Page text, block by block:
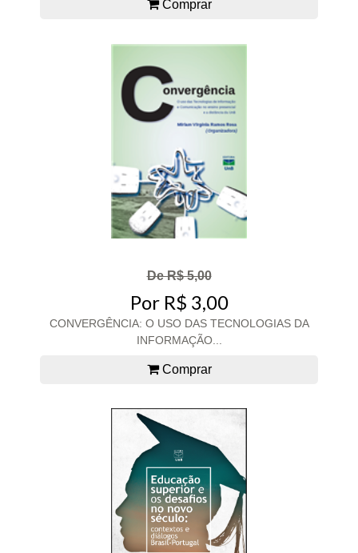
Comprar
De R$ 5,00
Por R$ 3,00
CONVERGÊNCIA: O USO DAS TECNOLOGIAS DA
INFORMAÇÃO...
Comprar